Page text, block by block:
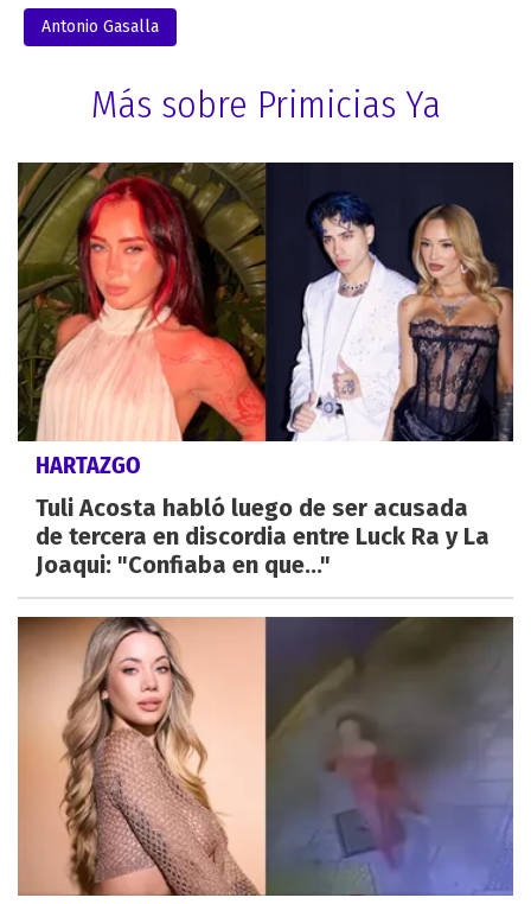
Antonio Gasalla
Más sobre Primicias Ya
HARTAZGO
Tuli Acosta habló luego de ser acusada
de tercera en discordia entre Luck Ra y La
Joaqui: "Confiaba en que..."